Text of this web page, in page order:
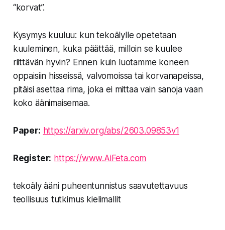
“korvat”.
Kysymys kuuluu: kun tekoälylle opetetaan
kuuleminen, kuka päättää, milloin se kuulee
riittävän hyvin? Ennen kuin luotamme koneen
oppaisiin hisseissä, valvomoissa tai korvanapeissa,
pitäisi asettaa rima, joka ei mittaa vain sanoja vaan
koko äänimaisemaa.
Paper: https://arxiv.org/abs/2603.09853v1
Register: https://www.AiFeta.com
tekoäly ääni puheentunnistus saavutettavuus
teollisuus tutkimus kielimallit